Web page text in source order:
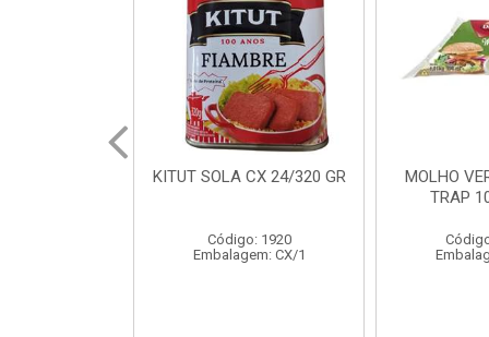
MOLHO VERDE D'AJUDA
Código: 13751
Embalagem: CX/1
FRUTAS
CX